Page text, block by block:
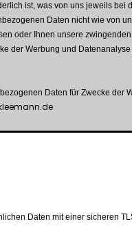
ist, was von uns jeweils
Daten nicht wie von
oder Ihnen unsere
der Werbung und
Daten für Zwecke
Daten mit einer sicheren